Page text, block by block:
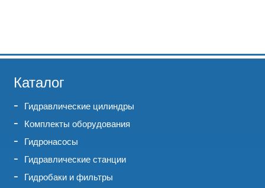
Каталог
Гидравлические цилиндры
Комплекты оборудования
Гидронасосы
Гидравлические станции
Гидробаки и фильтры